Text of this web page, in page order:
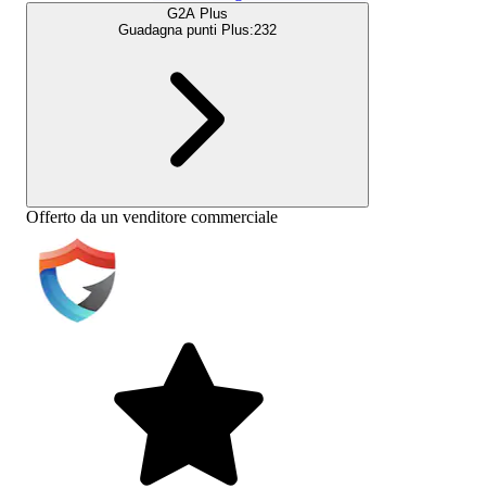
G2A Plus
Guadagna punti Plus:232
Offerto da un venditore commerciale